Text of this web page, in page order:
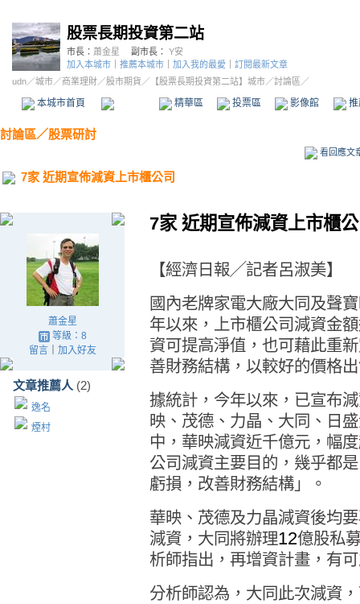
股票長期投資第二站
市長： 蕭金星 副市長： Y安
加入本城市
推薦本城市 加入我的最愛
訂閱最新文章
udn／城市／商業理財／股市期貨 ／ 【股票長期投資第二站】城市／討論區／
本城市首頁 精華區 投票區 影像館
討論區／股票研討
看回應文
7家 近期宣佈減資上市櫃公司
蕭金星
等級：8
留言｜ 加入好友
文章推薦人 (2)
逸名
煙村
7家 近期宣佈減資上市櫃
【經濟日報╱記者呂淑美】
國內老牌家電大廠大同及聲
年以來，上市櫃公司減資金
資可提高淨值，也可藉此重
善財務結構，以較好的價格
據統計，今年以來，已宣布
映、茂德、力晶、大同、日
中，華映減資近千億元，幅
公司減資主要目的，幾乎都
虧損，改善財務結構」。
華映、茂德及力晶減資後均
減資，大同將辦理12億股私
析師指出，再增資計畫，有
分析師認為，大同此次減資